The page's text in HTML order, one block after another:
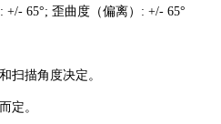
65°; 歪曲度（偏离）: +/- 65°
扫描角度决定。
定。